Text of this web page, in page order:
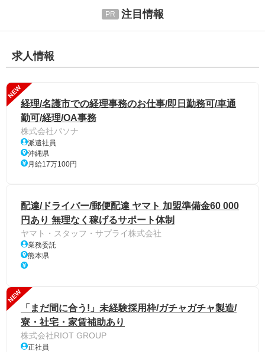
注目情報
求人情報
NEW
経理/名護市での経理事務のお仕事/即日勤務可/車通
勤可/経理/OA事務
株式会社パソナ
派遣社員
沖縄県
月給17万100円
配達/ドライバー/郵便配達 ヤマト 加盟準備金60 000
円あり 無理なく稼げるサポート体制
ヤマト・スタッフ・サプライ株式会社
業務委託
熊本県
NEW
「まだ間に合う!」未経験採用枠/ガチャガチャ製造/
寮・社宅・家賃補助あり
株式会社RIOT GROUP
正社員